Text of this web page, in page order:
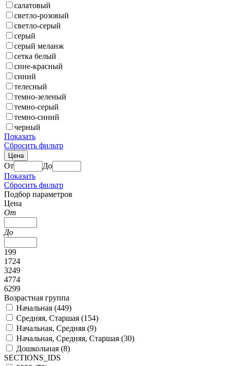
салатовый
светло-розовый
светло-серый
серый
серый меланж
сетка белый
сине-красный
синий
телесный
темно-зеленый
темно-серый
темно-синий
черный
Показать
Сбросить фильтр
Цена
От
До
Показать
Сбросить фильтр
Подбор параметров
Цена
От
До
199
1724
3249
4774
6299
Возрастная группа
Начальная (449)
Средняя, Старшая (154)
Начальная, Средняя (9)
Начальная, Средняя, Старшая (30)
Дошкольная (8)
SECTIONS_IDS